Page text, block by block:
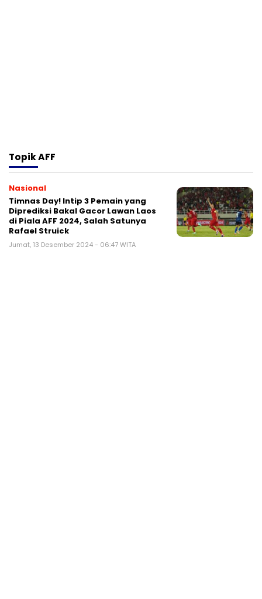
TopikAFF
Nasional
Timnas Day! Intip 3 Pemain yang
Diprediksi Bakal Gacor Lawan Laos
di Piala AFF 2024, Salah Satunya
Rafael Struick
Jumat, 13 Desember 2024 - 06:47 WITA